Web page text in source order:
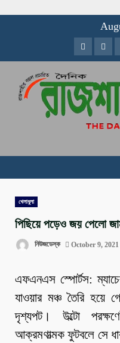
Facebook
খেলাধুলা
পিছিয়ে পড়েও জয় পেলো
নিউজডেস্ক October 9, 2021
এফএনএস স্পোর্টস:
যাওয়ার মঞ্চ তৈরি
দৃশ্যপট। উল্টো
আক্রমণাত্মক ফুটবলে সে